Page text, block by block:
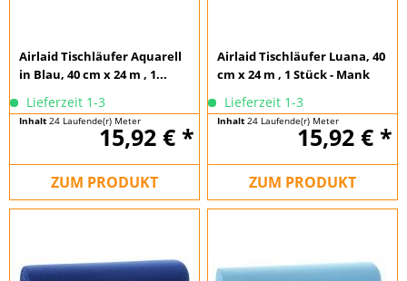
Airlaid Tischläufer Aquarell
in Blau, 40 cm x 24 m , 1...
Lieferzeit 1-3
Inhalt24 Laufende(r) Meter
(0,66 € * / 1 Laufende(r) Meter)
15,92 € *
ZUM PRODUKT
Airlaid Tischläufer Luana, 40
cm x 24 m , 1 Stück - Mank
Lieferzeit 1-3
Inhalt24 Laufende(r) Meter
(0,66 € * / 1 Laufende(r) Meter)
15,92 € *
ZUM PRODUKT